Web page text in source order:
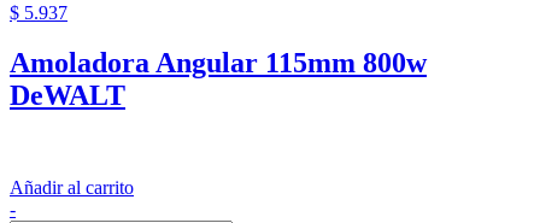
$ 5.937
Amoladora Angular 115mm 800w
DeWALT
Añadir al carrito
-